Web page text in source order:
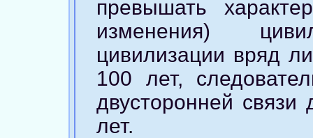
превышать
изменения)
цивилизации вряд
100 лет,
двусторонней
лет.